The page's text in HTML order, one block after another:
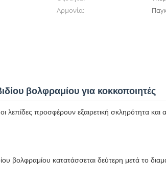
Αρμονία:
βολφραμίου για κοκκοποιητές
προσφέρουν εξαιρετική σκληρότητα
βολφραμίου κατατάσσεται δεύτερη μετά το